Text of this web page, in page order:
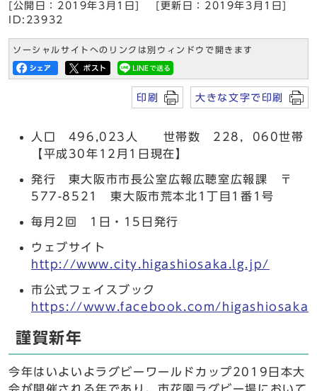
[公開日：2019年3月1日]
[更新日：2019年3月1日]
ID:23932
ソーシャルサイトへのリンクは別ウィンドウで開きます
印刷 大きな文字で印刷
人口 496,023人 世帯数 228，060世帯
【平成30年12月1日現在】
発行 東大阪市市長公室広報広聴室広報課 〒
577-8521 東大阪市荒本北1丁目1番1号
毎月2回 1日・15日発行
ウェブサイト
http://www.city.higashiosaka.lg.jp/
市公式フェイスブック
https://www.facebook.com/
謹賀新年
今年はいよいよラグビーワールドカップ2019日本大